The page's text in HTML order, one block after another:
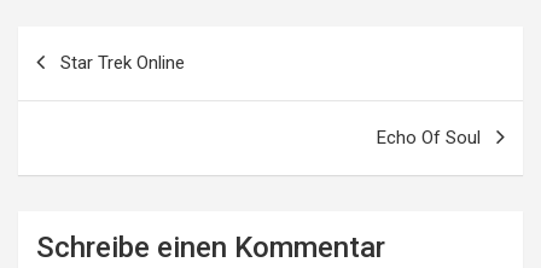
Star Trek Online
Echo Of Soul
Schreibe einen Kommentar